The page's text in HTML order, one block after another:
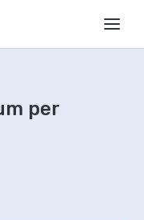
per